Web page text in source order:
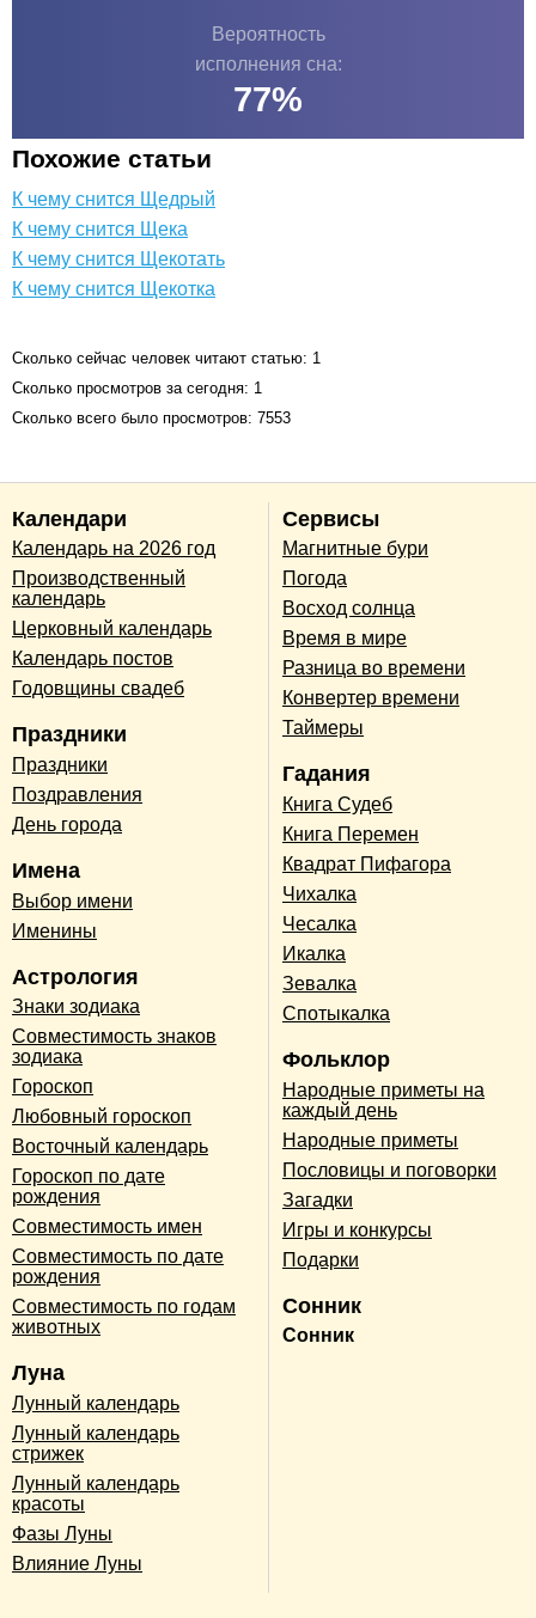
Вероятность
исполнения сна:
77%
Похожие статьи
К чему снится Щедрый
К чему снится Щека
К чему снится Щекотать
К чему снится Щекотка
Сколько сейчас человек читают статью: 1
Сколько просмотров за сегодня: 1
Сколько всего было просмотров: 7553
Календари
Календарь на 2026 год
Производственный
календарь
Церковный календарь
Календарь постов
Годовщины свадеб
Праздники
Праздники
Поздравления
День города
Имена
Выбор имени
Именины
Астрология
Знаки зодиака
Совместимость знаков
зодиака
Гороскоп
Любовный гороскоп
Восточный календарь
Гороскоп по дате
рождения
Совместимость имен
Совместимость по дате
рождения
Совместимость по годам
животных
Луна
Лунный календарь
Лунный календарь
стрижек
Лунный календарь
красоты
Фазы Луны
Влияние Луны
Сервисы
Магнитные бури
Погода
Восход солнца
Время в мире
Разница во времени
Конвертер времени
Таймеры
Гадания
Книга Судеб
Книга Перемен
Квадрат Пифагора
Чихалка
Чесалка
Икалка
Зевалка
Спотыкалка
Фольклор
Народные приметы на
каждый день
Народные приметы
Пословицы и поговорки
Загадки
Игры и конкурсы
Подарки
Сонник
Сонник